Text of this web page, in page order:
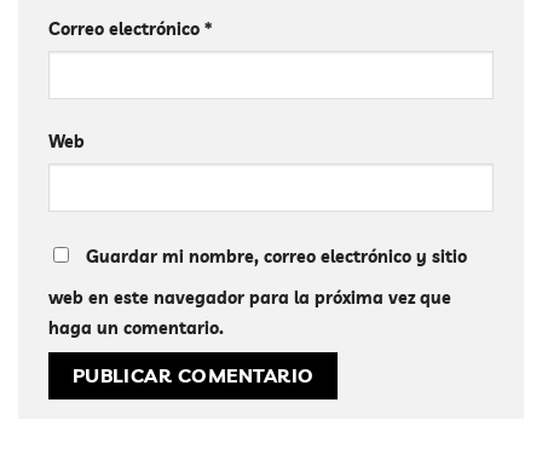
Correo electrónico *
Web
Guardar mi nombre, correo electrónico y sitio
web en este navegador para la próxima vez que
haga un comentario.